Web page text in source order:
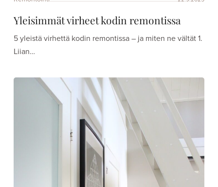
Yleisimmät virheet kodin remontissa
5 yleistä virhettä kodin remontissa – ja miten ne vältät 1.
Liian…